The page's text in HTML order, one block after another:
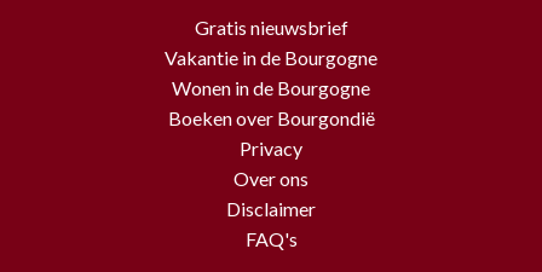
Gratis nieuwsbrief
Vakantie in de Bourgogne
Wonen in de Bourgogne
Boeken over Bourgondië
Privacy
Over ons
Disclaimer
FAQ's